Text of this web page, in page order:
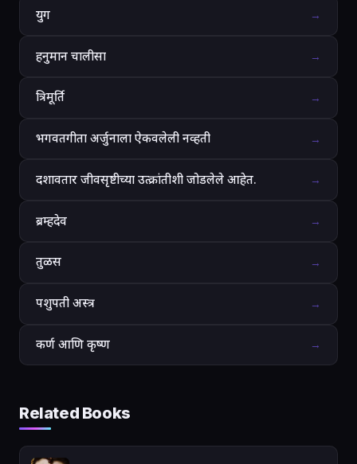
युग →
हनुमान चालीसा →
त्रिमूर्ति →
भगवतगीता अर्जुनाला ऐकवलेली नव्हती →
दशावतार जीवसृष्टीच्या उत्क्रांतीशी जोडलेले आहेत. →
ब्रम्हदेव →
तुळस →
पशुपती अस्त्र →
कर्ण आणि कृष्ण →
Related Books